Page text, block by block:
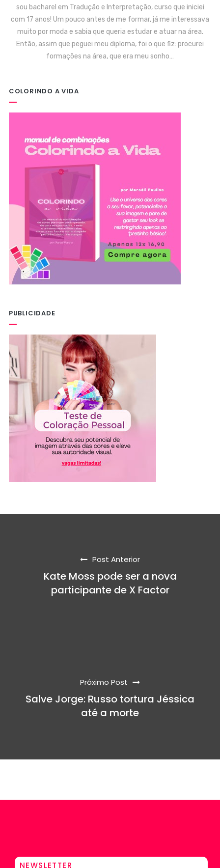
sou bacharel em Tradução e Interpretação, curso que iniciei
com 17 anos! Um pouco antes de me formar, já me interessava
muito por moda e sabia que queria estudar e atuar na área.
Então, assim que peguei meu diploma, foi o que fiz: procurei
formações na área, que era meu sonho…
COLORINDO A VIDA
PUBLICIDADE
Post Anterior
Kate Moss pode ser a nova
participante de X Factor
Próximo Post
Salve Jorge: Russo tortura Jéssica
até a morte
NEWSLETTER